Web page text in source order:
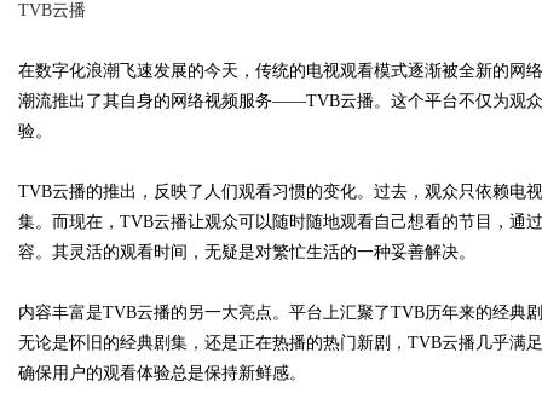
TVB云播
在数字化浪潮飞速发展的今天，传统的电视观看模式逐渐被全新的网
潮流推出了其自身的网络视频服务——TVB云播。这个平台不仅为观
验。
TVB云播的推出，反映了人们观看习惯的变化。过去，观众只依赖电
集。而现在，TVB云播让观众可以随时随地观看自己想看的节目，通
容。其灵活的观看时间，无疑是对繁忙生活的一种妥善解决。
内容丰富是TVB云播的另一大亮点。平台上汇聚了TVB历年来的经典
无论是怀旧的经典剧集，还是正在热播的热门新剧，TVB云播几乎满
确保用户的观看体验总是保持新鲜感。